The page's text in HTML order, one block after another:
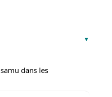
dans les